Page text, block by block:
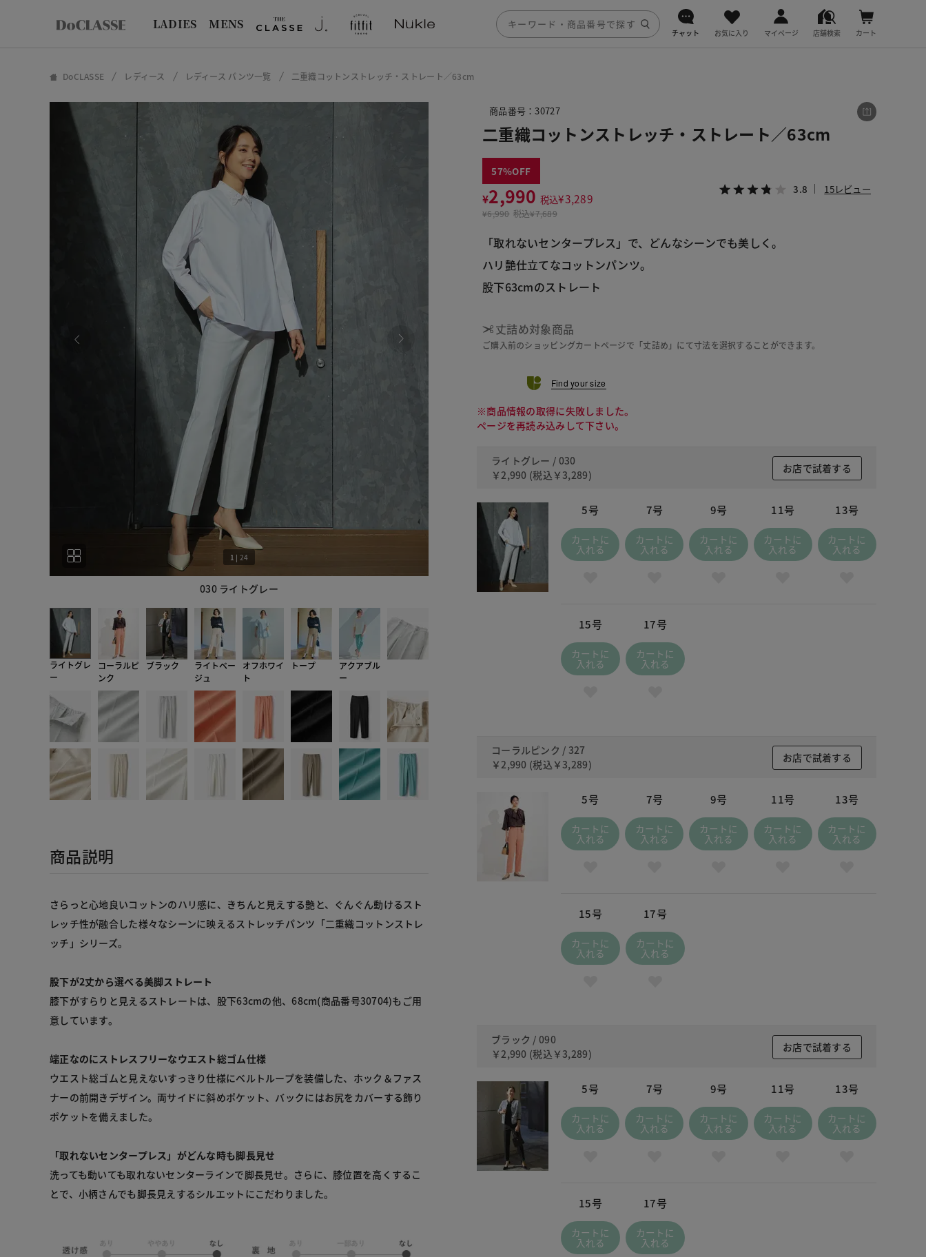
LADIES MENS
チャット お気に入り マイページ 店舗検索
fitfit
カート
DoCLASSE レディース レディース パンツ一覧 二重織コットンストレッチ・ストレート／63cm
030 ライトグレー
1 | 24
ライトグレ
ー
コーラルピ
ンク
ブラック
ライトベー
ジュ
オフホワイ
ト
トープ
アクアブル
ー
商品説明
さらっと心地良いコットンのハリ感に、きちんと見えする艶と、ぐんぐん動けるスト
レッチ性が融合した様々なシーンに映えるストレッチパンツ「二重織コットンストレ
ッチ」シリーズ。
股下が2丈から選べる美脚ストレート
膝下がすらりと見えるストレートは、股下63cmの他、68cm(商品番号30704)もご用
意しています。
端正なのにストレスフリーなウエスト総ゴム仕様
ウエスト総ゴムと見えないすっきり仕様にベルトループを装備した、ホック＆ファス
ナーの前開きデザイン。両サイドに斜めポケット、バックにはお尻をカバーする飾り
ポケットを備えました。
「取れないセンタープレス」がどんな時も脚長見せ
洗っても動いても取れないセンターラインで脚長見せ。さらに、膝位置を高くするこ
とで、小柄さんでも脚長見えするシルエットにこだわりました。
商品番号：30727
二重織コットンストレッチ・ストレート／63cm
57
¥2,990 税込¥3,289
¥6,990 税込¥7,689
3.8 15レビュー
「取れないセンタープレス」で、どんなシーンでも美しく。
ハリ艶仕立てなコットンパンツ。
股下63cmのストレート
丈詰め対象商品
ご購入前のショッピングカートページで「丈詰め」にて寸法を選択することができます。
Find your size
※商品情報の取得に失敗しました。
ページを再読み込みして下さい。
ライトグレー / 030
￥2,990 (税込 ￥3,289)
お店で試着する
5号
カートに
入れる
7号
カートに
入れる
9号
カートに
入れる
11号
カートに
入れる
13号
カートに
入れる
15号
カートに
入れる
17号
カートに
入れる
コーラルピンク / 327
￥2,990 (税込 ￥3,289)
お店で試着する
5号
カートに
入れる
7号
カートに
入れる
9号
カートに
入れる
11号
カートに
入れる
13号
カートに
入れる
15号
カートに
入れる
17号
カートに
入れる
ブラック / 090
￥2,990 (税込 ￥3,289)
お店で試着する
5号
カートに
入れる
7号
カートに
入れる
9号
カートに
入れる
11号
カートに
入れる
13号
カートに
入れる
15号
カートに
入れる
17号
カートに
入れる